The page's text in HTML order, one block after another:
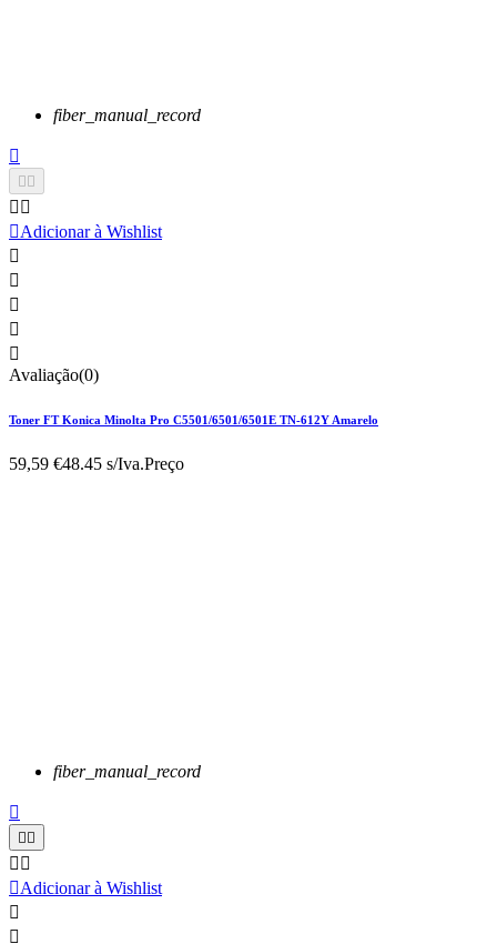
fiber_manual_record

 
 
Adicionar à Wishlist





Avaliação(0)
Toner FT Konica Minolta Pro C5501/6501/6501E TN-612Y Amarelo
59,59 €48.45 s/Iva.Preço
fiber_manual_record

 
 
Adicionar à Wishlist

